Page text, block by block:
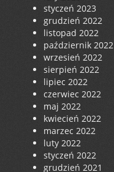
styczeń 2023
grudzień 2022
listopad 2022
październik 2022
wrzesień 2022
sierpień 2022
lipiec 2022
czerwiec 2022
maj 2022
kwiecień 2022
marzec 2022
luty 2022
styczeń 2022
grudzień 2021